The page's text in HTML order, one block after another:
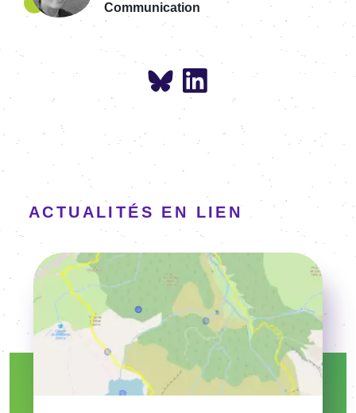
Communication
ACTUALITÉS EN LIEN
Voir l'article
Image